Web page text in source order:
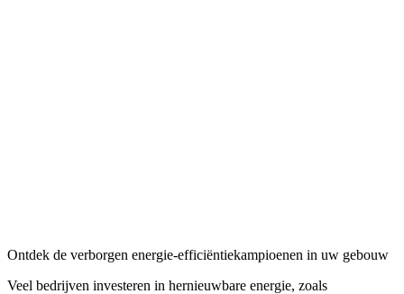
Ontdek de verborgen energie-efficiëntiekampioenen in uw gebouw
Veel bedrijven investeren in hernieuwbare energie, zoals